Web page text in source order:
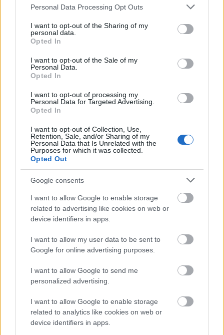
Please note that this website/app uses one or more Google
not limited to your visit or usage behaviour. You may click to
grant or deny consent to Google and its third-party tags to
use your data for below specified purposes in below Google
consent section.
Personal Data Processing Opt Outs
I want to opt-out of the Sharing of my
personal data.
Opted In
I want to opt-out of the Sale of my
Personal Data.
Opted In
I want to opt-out of processing my
Personal Data for Targeted Advertising.
Opted In
I want to opt-out of Collection, Use,
Retention, Sale, and/or Sharing of my
Personal Data that Is Unrelated with the
Purposes for which it was collected.
Opted Out
Google consents
I want to allow Google to enable storage
related to advertising like cookies on web or
device identifiers in apps.
I want to allow my user data to be sent to
Google for online advertising purposes.
I want to allow Google to send me
personalized advertising.
I want to allow Google to enable storage
related to analytics like cookies on web or
device identifiers in apps.
ma már egyre többen választanak
magasabb fedezetű biztosítást, mert
felismerték, egy külföldi egészségügyi
ellátás költsége sokszorosan meghaladhatja
a biztosítás díját. Megtudtuk azt is, mi
okozza a legtöbb balesetet a tengerparton.
Az utasbiztosítási piac látványosan nőtt az
elmúlt időszakban. Ez inkább annak
köszönhető, hogy többen utaznak,
drágábbak lettek a biztosítások, vagy
annak, hogy az ügyfelek tudatosabban
választanak magasabb fedezetű
csomagokat?
Érezhetően megnőtt az utazási kedv az elmúlt
években, az utazási piac fellendülése pedig
szükségszerűen az utasbiztosítási piac
bővülését eredményezi.